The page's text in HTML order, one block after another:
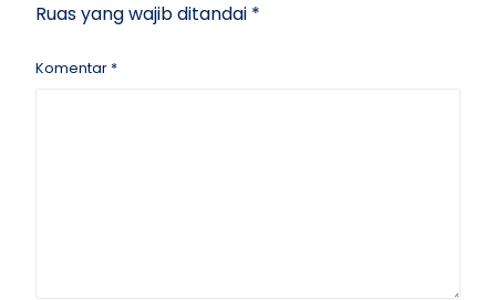
Ruas yang wajib ditandai *
Komentar *